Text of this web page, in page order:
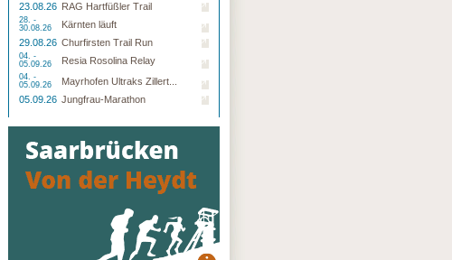
23.08.26 RAG Hartfüßler Trail
28. -
30.08.26
Kärnten läuft
29.08.26 Churfirsten Trail Run
04. -
05.09.26
Resia Rosolina Relay
04. -
05.09.26
Mayrhofen Ultraks Zillert...
05.09.26 Jungfrau-Marathon